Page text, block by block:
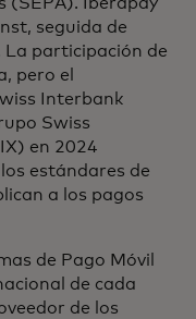
seguida de
La participación de
pero el
Interbank
Swiss
en 2024
estándares de
a los pagos
de Pago Móvil
de cada
de los